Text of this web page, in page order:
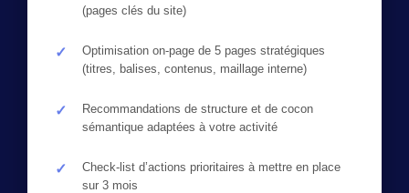
(pages clés du site)
Optimisation on-page de 5 pages stratégiques
(titres, balises, contenus, maillage interne)
Recommandations de structure et de cocon
sémantique adaptées à votre activité
Check-list d’actions prioritaires à mettre en place
sur 3 mois